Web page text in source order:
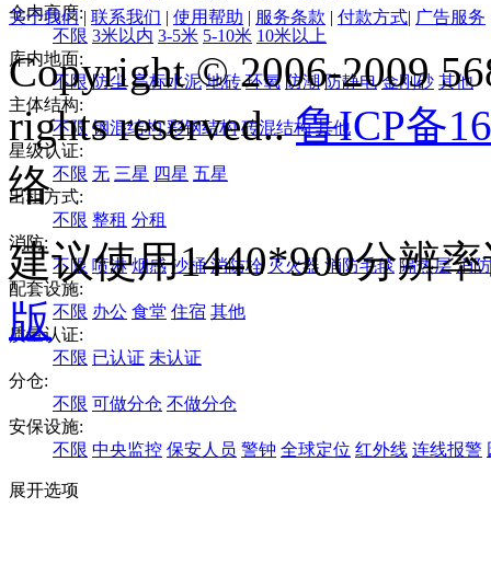
仓内高度:
不限 3米以内 3-5米 5-10米 10米以上
库内地面:
不限 防尘 高标水泥 地砖 环氧 防潮 防静电 金刚砂 其他
主体结构:
不限 钢混结构 彩钢结构 砖混结构 其他
星级认证:
不限 无 三星 四星 五星
出租方式:
不限 整租 分租
消防:
不限 喷淋 烟感 沙桶 消防栓 灭火器 消防毛毯 隔热层 消
配套设施:
不限 办公 食堂 住宿 其他
质量认证:
不限 已认证 未认证
分仓:
不限 可做分仓 不做分仓
安保设施:
不限 中央监控 保安人员 警钟 全球定位 红外线 连线报警
展开选项
关于我们| 联系我们 | 使用帮助 | 服务条款 | 付款方式| 广告服务
Copyright © 2006-2009
rights reserved..鲁ICP备
络
建议使用1440*900分辨
版